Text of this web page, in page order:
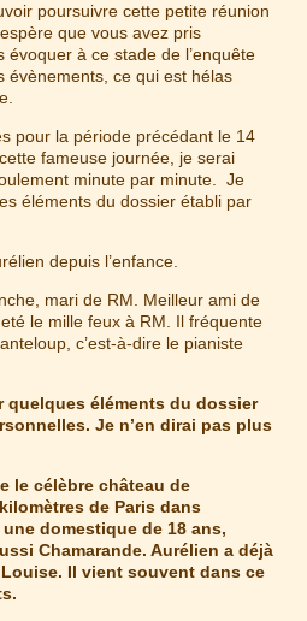
poursuivre cette petite réunion
que vous avez pris
à ce stade de l’enquête
évènements, ce qui est hélas
pour la période précédant le 14
fameuse journée, je serai
minute par minute. Je
éléments du dossier établi par
depuis l’enfance.
mari de RM. Meilleur ami de
le mille feux à RM. Il fréquente
c’est-à-dire le pianiste
quelques éléments du dossier
Je n’en dirai pas plus
le célèbre château de
de Paris dans
domestique de 18 ans,
Chamarande. Aurélien a déjà
Il vient souvent dans ce